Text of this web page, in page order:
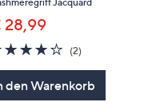
28,99
4.0
von
5
(2)
den Warenkorb